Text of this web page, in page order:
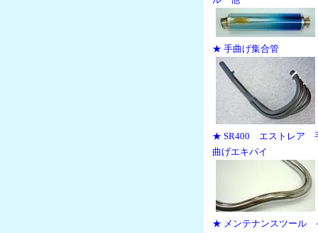
★ 手曲げ集合管
★ SR400 エストレア
曲げエキパイ
★ メンテナンスツール